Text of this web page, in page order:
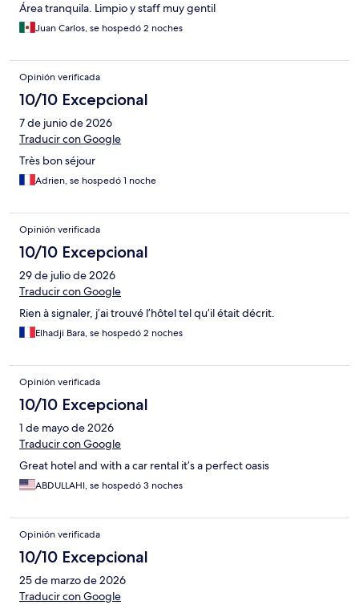
Área tranquila. Limpio y staff muy gentil
Juan Carlos, se hospedó 2 noches
Opinión verificada
10/10 Excepcional
7 de junio de 2026
Traducir con Google
Très bon séjour
Adrien, se hospedó 1 noche
Opinión verificada
10/10 Excepcional
29 de julio de 2026
Traducir con Google
Rien à signaler, j’ai trouvé l’hôtel tel qu’il était décrit.
Elhadji Bara, se hospedó 2 noches
Opinión verificada
10/10 Excepcional
1 de mayo de 2026
Traducir con Google
Great hotel and with a car rental it’s a perfect oasis
ABDULLAHI, se hospedó 3 noches
Opinión verificada
10/10 Excepcional
25 de marzo de 2026
Traducir con Google